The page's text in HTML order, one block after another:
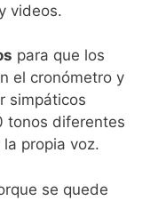
videos.
para que los
el cronómetro y
simpáticos
tonos diferentes
propia voz.
se quede